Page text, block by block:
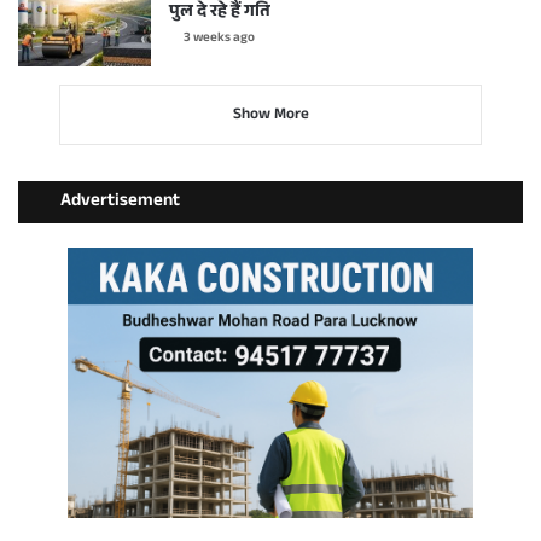
पुल दे रहे हैं गति
3 weeks ago
Show More
Advertisement